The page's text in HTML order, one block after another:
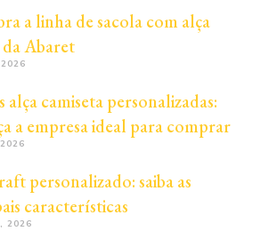
a linha de sacola com alça
da Abaret
alça camiseta personalizadas:
a empresa ideal para comprar
personalizado: saiba as
características
2026